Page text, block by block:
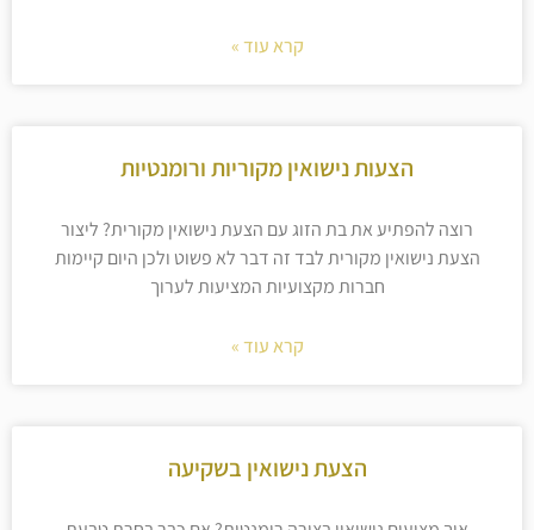
קרא עוד »
הצעות נישואין מקוריות ורומנטיות
רוצה להפתיע את בת הזוג עם הצעת נישואין מקורית? ליצור
הצעת נישואין מקורית לבד זה דבר לא פשוט ולכן היום קיימות
חברות מקצועיות המציעות לערוך
קרא עוד »
הצעת נישואין בשקיעה